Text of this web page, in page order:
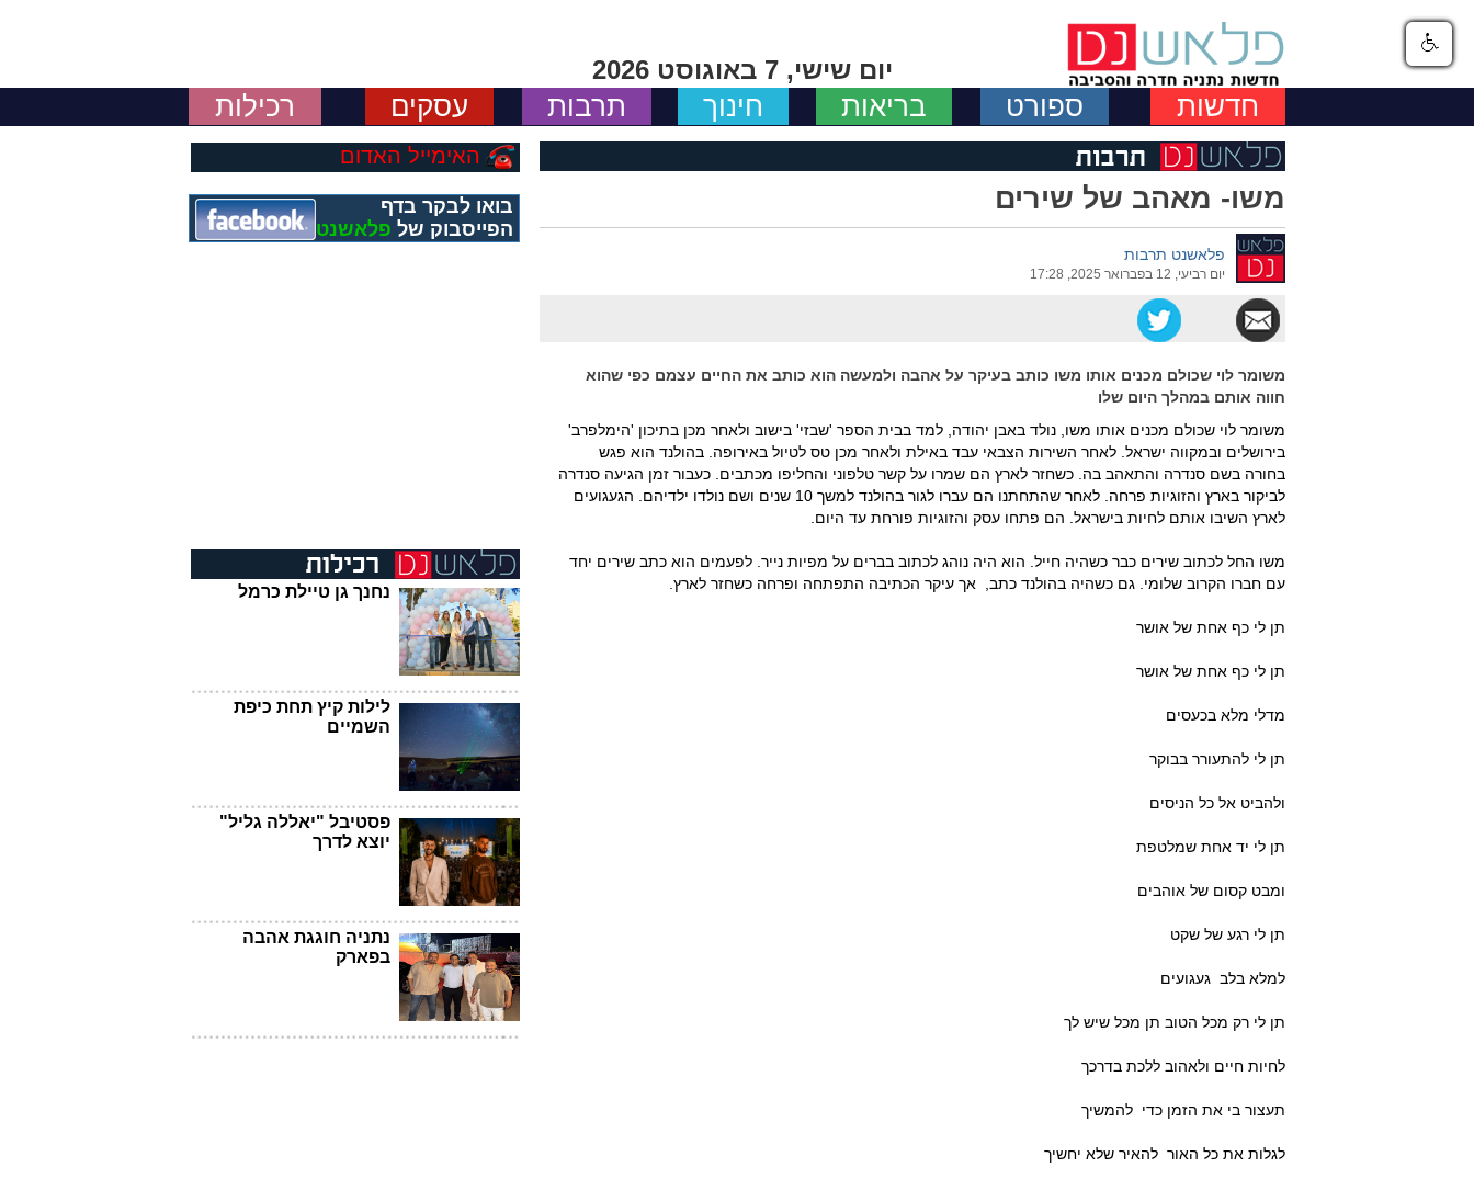
יום שישי, 7 באוגוסט 2026
חדשות ספורט בריאות חינוך תרבות עסקים רכילות
משו- מאהב של שירים
פלאשנט תרבות
יום רביעי, 12 בפברואר 2025, 17:28
משומר לוי שכולם מכנים אותו משו כותב בעיקר על אהבה ולמעשה הוא כותב את החיים עצמם כפי שהוא
חווה אותם במהלך היום שלו
משומר לוי שכולם מכנים אותו משו, נולד באבן יהודה, למד בבית הספר 'שבזי' בישוב ולאחר מכן בתיכון 'הימלפרב'
בירושלים ובמקווה ישראל. לאחר השירות הצבאי עבד באילת ולאחר מכן טס לטיול באירופה. בהולנד הוא פגש
בחורה בשם סנדרה והתאהב בה. כשחזר לארץ הם שמרו על קשר טלפוני והחליפו מכתבים. כעבור זמן הגיעה סנדרה
לביקור בארץ והזוגיות פרחה. לאחר שהתחתנו הם עברו לגור בהולנד למשך 10 שנים ושם נולדו ילדיהם. הגעגועים
לארץ השיבו אותם לחיות בישראל. הם פתחו עסק והזוגיות פורחת עד היום.
משו החל לכתוב שירים כבר כשהיה חייל. הוא היה נוהג לכתוב בברים על מפיות נייר. לפעמים הוא כתב שירים יחד
עם חברו הקרוב שלומי. גם כשהיה בהולנד כתב, אך עיקר הכתיבה התפתחה ופרחה כשחזר לארץ.
תן לי כף אחת של אושר
תן לי כף אחת של אושר
מדלי מלא בכעסים
תן לי להתעורר בבוקר
ולהביט אל כל הניסים
תן לי יד אחת שמלטפת
ומבט קסום של אוהבים
תן לי רגע של שקט
למלא בלב געגועים
תן לי רק מכל הטוב תן מכל שיש לך
לחיות חיים ולאהוב ללכת בדרכך
תעצור בי את הזמן כדי להמשיך
לגלות את כל האור להאיר שלא יחשיך
האימייל האדום
בואו לבקר בדף
הפייסבוק של פלאשנט
נחנך גן טיילת כרמל
לילות קיץ תחת כיפת
השמיים
פסטיבל "יאללה גליל"
יוצא לדרך
נתניה חוגגת אהבה
בפארק